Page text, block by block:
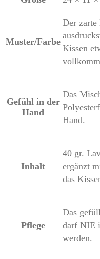
Muster/Farbe
Der
Kissen
Gefühl in der
Hand
Das
Hand.
Inhalt
40 gr.
ergänzt
das
Pflege
Das
darf NIE
werden.